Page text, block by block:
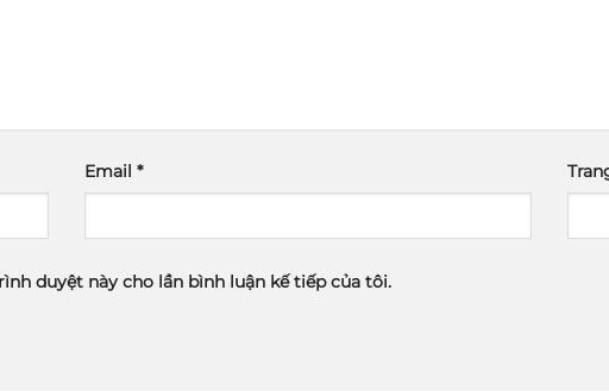
Email *
duyệt này cho lần bình luận kế tiếp của tôi.